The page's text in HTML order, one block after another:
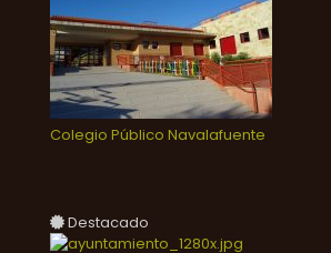
Colegio Público Navalafuente
Destacado